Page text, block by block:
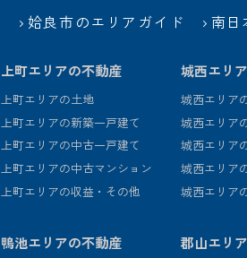
姶良市のエリアガイド 南日
上町エリアの不動産
上町エリアの土地
上町エリアの新築一戸建て
上町エリアの中古一戸建て
上町エリアの中古マンション
上町エリアの収益・その他
城西エリ
城西エリア
城西エリア
城西エリア
城西エリア
城西エリア
鴨池エリアの不動産 郡山エリ